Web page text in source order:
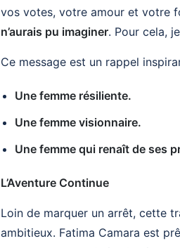
vos votes, votre amour et votre
n’aurais pu imaginer. Pour cela,
Ce message est un rappel
Une femme résiliente.
Une femme visionnaire.
Une femme qui renaît de ses
L’Aventure Continue
Loin de marquer un arrêt, cette
ambitieux. Fatima Camara est